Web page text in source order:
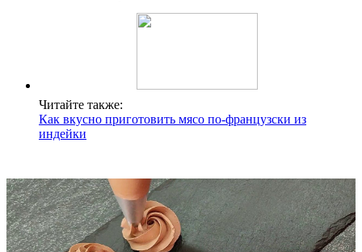
Читайте также:
Как вкусно приготовить мясо по-французски из
индейки